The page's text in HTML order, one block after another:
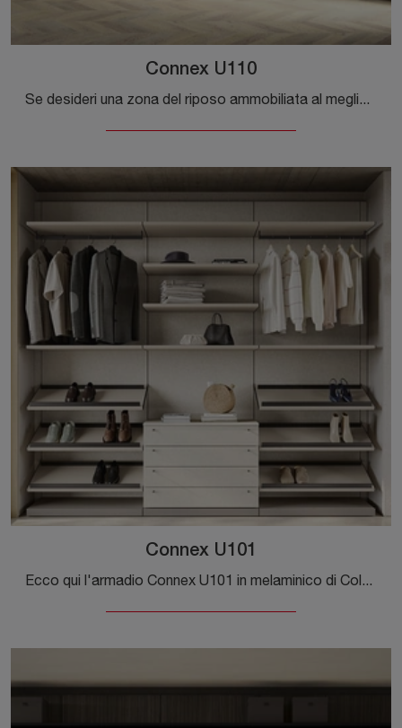
Connex U110
Se desideri una zona del riposo ammobiliata al meglio, scegli l'armadio Connex U110 con ante scorrevoli di Colombini Casa!
Connex U101
Ecco qui l'armadio Connex U101 in melaminico di Colombini Casa! Un ricco catalogo di armadi cabine armadio con ante scorrevoli.